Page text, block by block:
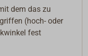
dem das zu
(hoch- oder
fest